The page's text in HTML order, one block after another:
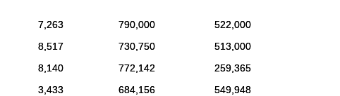
7,263 790,000
522,000
8,517 730,750
513,000
8,140 772,142
259,365
3,433 684,156
549,948